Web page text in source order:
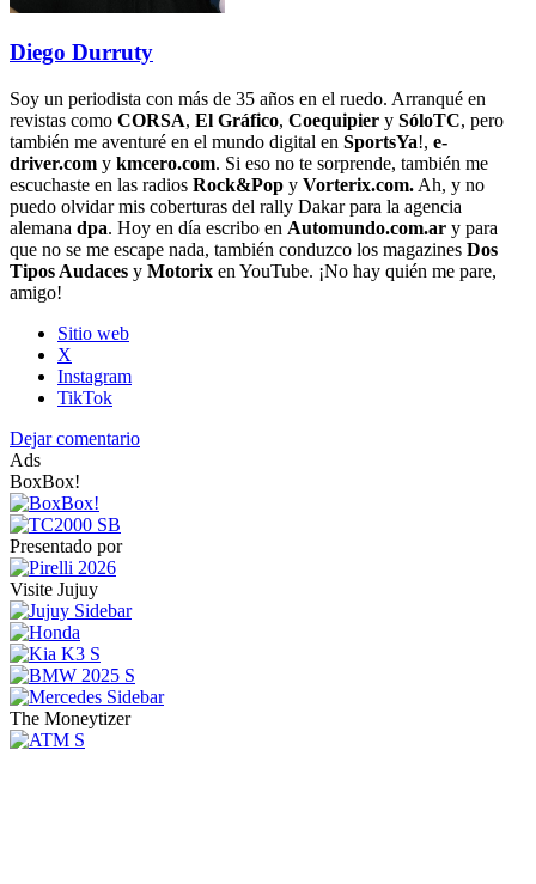
Diego Durruty
Soy un periodista con más de 35 años en el ruedo. Arranqué en
revistas como CORSA, El Gráfico, Coequipier y SóloTC, pero
también me aventuré en el mundo digital en SportsYa!, e-
driver.com y kmcero.com. Si eso no te sorprende, también me
escuchaste en las radios Rock&Pop y Vorterix.com. Ah, y no
puedo olvidar mis coberturas del rally Dakar para la agencia
alemana dpa. Hoy en día escribo en Automundo.com.ar y para
que no se me escape nada, también conduzco los magazines Dos
Tipos Audaces y Motorix en YouTube. ¡No hay quién me pare,
amigo!
Sitio web
X
Instagram
TikTok
Dejar comentario
Ads
BoxBox!
Presentado por
Visite Jujuy
The Moneytizer